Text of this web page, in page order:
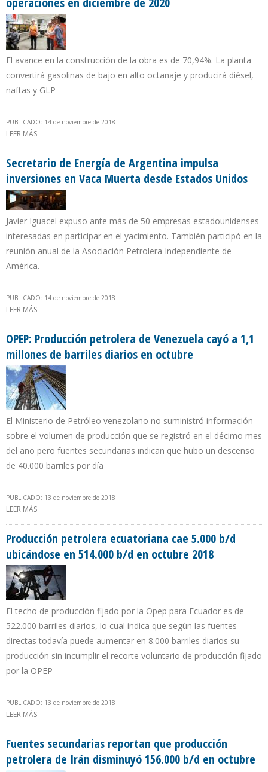
El avance en la construcción de la obra es de 70,94%. La planta
convertirá gasolinas de bajo en alto octanaje y producirá diésel,
naftas y GLP
PUBLICADO: 14 de noviembre de 2018
LEER MÁS
Secretario de Energía de Argentina impulsa
inversiones en Vaca Muerta desde Estados Unidos
Javier Iguacel expuso ante más de 50 empresas estadounidenses
interesadas en participar en el yacimiento. También participó en la
reunión anual de la Asociación Petrolera Independiente de
América.
PUBLICADO: 14 de noviembre de 2018
LEER MÁS
OPEP: Producción petrolera de Venezuela cayó a 1,1
millones de barriles diarios en octubre
El Ministerio de Petróleo venezolano no suministró información
sobre el volumen de producción que se registró en el décimo mes
del año pero fuentes secundarias indican que hubo un descenso
de 40.000 barriles por día
PUBLICADO: 13 de noviembre de 2018
LEER MÁS
Producción petrolera ecuatoriana cae 5.000 b/d
ubicándose en 514.000 b/d en octubre 2018
El techo de producción fijado por la Opep para Ecuador es de
522.000 barriles diarios, lo cual indica que según las fuentes
directas todavía puede aumentar en 8.000 barriles diarios su
producción sin incumplir el recorte voluntario de producción fijado
por la OPEP
PUBLICADO: 13 de noviembre de 2018
LEER MÁS
Fuentes secundarias reportan que producción
petrolera de Irán disminuyó 156.000 b/d en octubre